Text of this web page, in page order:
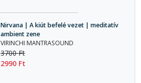
Nirvana | A kiút befelé vezet | meditatív
ambient zene
VIRINCHI MANTRASOUND
3700 Ft
2990 Ft